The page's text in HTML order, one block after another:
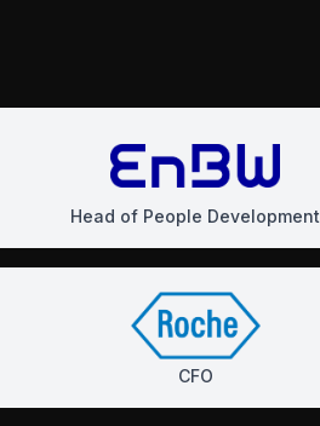
Head of People Development
CFO